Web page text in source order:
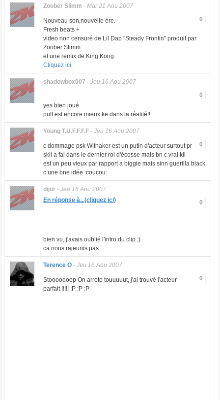
Zoober Slimm - Mar 21 Aou 2007
0
Nouveau son,nouvelle ère.
Fresh beats +
video non censuré de Lil Dap "Steady Frontin" produit par
Zoober Slimm
et une remix de King Kong.
Cliquez ici
shadowbox007 - Jeu 16 Aou 2007
0
yes bien joué
puff est encore mieux ke dans la réalité!!
Young T.U.F.F.F.F- Jeu 16 Aou 2007
0
c dommage psk Withaker est un putin d'acteur surtout pr
skil a fai dans le dernier roi d'écosse mais bn c vrai kil
est un peu vieux par rapport a biggie mais sinn guerilla black
c une bne idée :coucou:
dijor- Jeu 16 Aou 2007
0
En réponse à...(cliquez ici)
bien vu, j'avais oublié l'intro du clip ;)
ca nous rajeunis pas...
Terence O- Jeu 16 Aou 2007
0
Stooooooop On arrete touuuuut, j'ai trouvé l'acteur
parfait !!!!! :P :P :P